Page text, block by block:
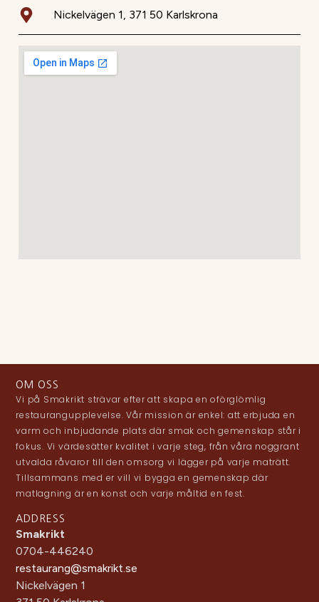
Nickelvägen 1, 371 50 Karlskrona
OM OSS
Vi på Smakrikt strävar efter att skapa en oförglömlig
restaurangupplevelse. Vår mission är enkel: att erbjuda en
varm och inbjudande plats där smak och gemenskap står i
fokus. Vi värdesätter kvalitet i varje steg, från våra noggrant
utvalda råvaror till den omsorg vi lägger på varje maträtt.
Tillsammans med er vill vi bygga en gemenskap där
matlagning är en konst och varje måltid en fest.
ADDRESS
Smakrikt
0704-446240
restaurang@smakrikt.se
Nickelvägen 1